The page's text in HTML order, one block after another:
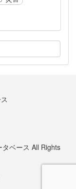
ベース All Rights